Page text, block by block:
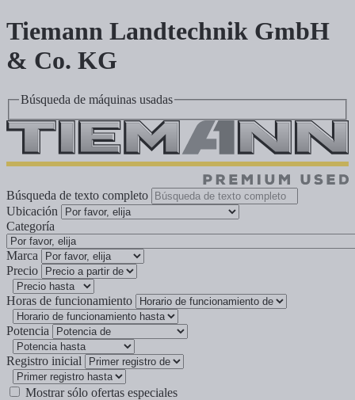
Tiemann Landtechnik GmbH
& Co. KG
Búsqueda de máquinas usadas
Búsqueda de texto completo
Ubicación
Categoría
Marca
Precio
Horas de funcionamiento
Potencia
Registro inicial
Mostrar sólo ofertas especiales